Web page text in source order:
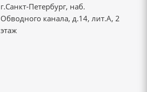
г.Санкт-Петербург, наб.
Обводного канала, д.14, лит.А, 2
этаж